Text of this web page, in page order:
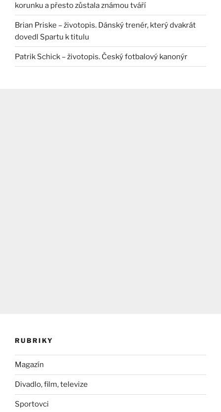
korunku a přesto zůstala známou tváří
Brian Priske – životopis. Dánský trenér, který dvakrát
dovedl Spartu k titulu
Patrik Schick – životopis. Český fotbalový kanonýr
RUBRIKY
Magazín
Divadlo, film, televize
Sportovci